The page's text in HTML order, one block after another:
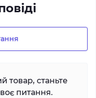
товар, станьте
питання.